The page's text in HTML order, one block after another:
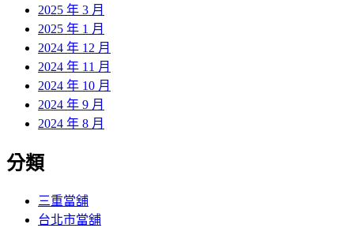
2025 年 3 月
2025 年 1 月
2024 年 12 月
2024 年 11 月
2024 年 10 月
2024 年 9 月
2024 年 8 月
分類
三重當舖
台北市當舖